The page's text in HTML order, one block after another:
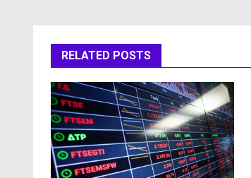
RELATED POSTS